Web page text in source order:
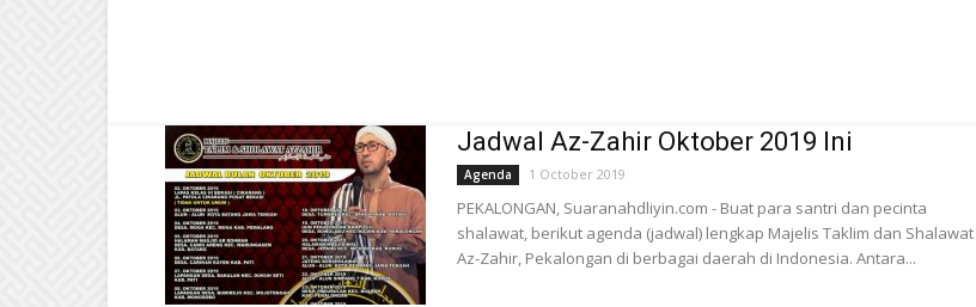
Jadwal Az-Zahir Oktober 2019 Ini
Agenda 1 October 2019
PEKALONGAN, Suaranahdliyin.com - Buat para santri dan pecinta
shalawat, berikut agenda (jadwal) lengkap Majelis Taklim dan Shalawat
Az-Zahir, Pekalongan di berbagai daerah di Indonesia. Antara...